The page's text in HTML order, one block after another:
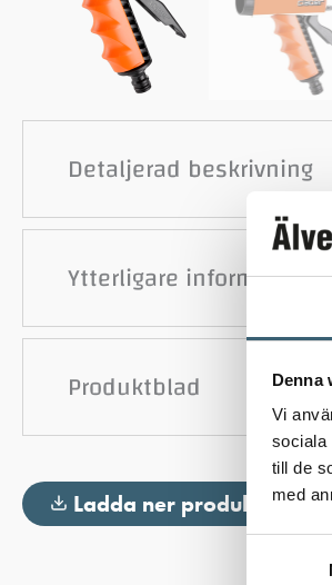
Denna
Vi
sociala
till de
med
Detaljerad beskrivning
Ytterligare information
Produktblad
Ladda ner produktblad